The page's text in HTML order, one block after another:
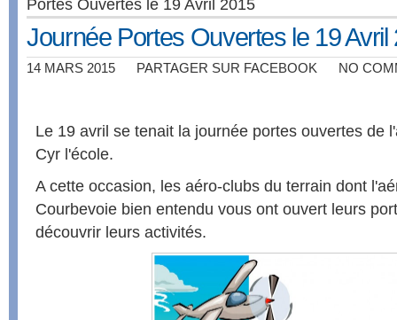
Portes Ouvertes le 19 Avril 2015
Journée Portes Ouvertes le 19 Avril
14 MARS 2015 PARTAGER SUR FACEBOOK NO
Le 19 avril se tenait la journée portes ouvertes de
Cyr l'école.
A cette occasion, les aéro-clubs du terrain dont
Courbevoie bien entendu vous ont ouvert leurs
découvrir leurs activités.